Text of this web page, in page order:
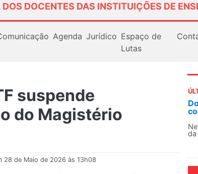
DOCENTES DAS INSTITUIÇÕES DE
Agenda Jurídico Espaço de
Lutas
suspende
do Magistério
28 de Maio de 2026 às 13h08
Docentes paralisam novamente as atividades
contra as políticas de Milei na Argentina
Nessa segunda-feira (3), sindicatos de docentes